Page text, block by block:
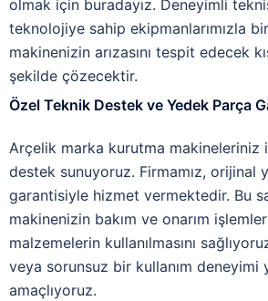
olmak için buradayız. Deneyimli
teknolojiye sahip ekipmanlarımızla
makinenizin arızasını tespit edecek
şekilde çözecektir.
Özel Teknik Destek ve Yedek Parça
Arçelik marka kurutma
destek sunuyoruz. Firmamız, orijinal
garantisiyle hizmet vermektedir. Bu
makinenizin bakım ve onarım
malzemelerin kullanılmasını
veya sorunsuz bir kullanım deneyimi
amaçlıyoruz.